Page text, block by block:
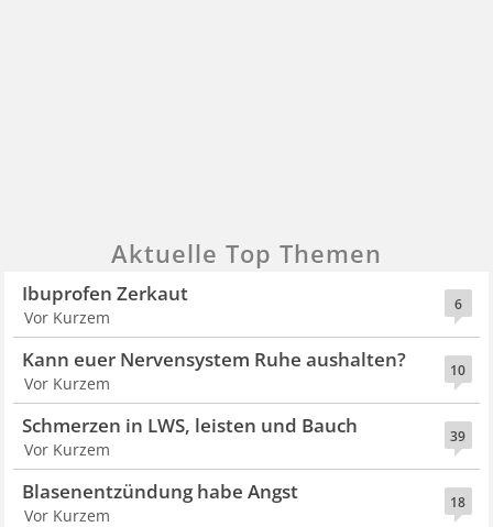
Aktuelle Top Themen
6
Ibuprofen Zerkaut
Vor Kurzem
10
Kann euer Nervensystem Ruhe aushalten?
Vor Kurzem
39
Schmerzen in LWS, leisten und Bauch
Vor Kurzem
18
Blasenentzündung habe Angst
Vor Kurzem